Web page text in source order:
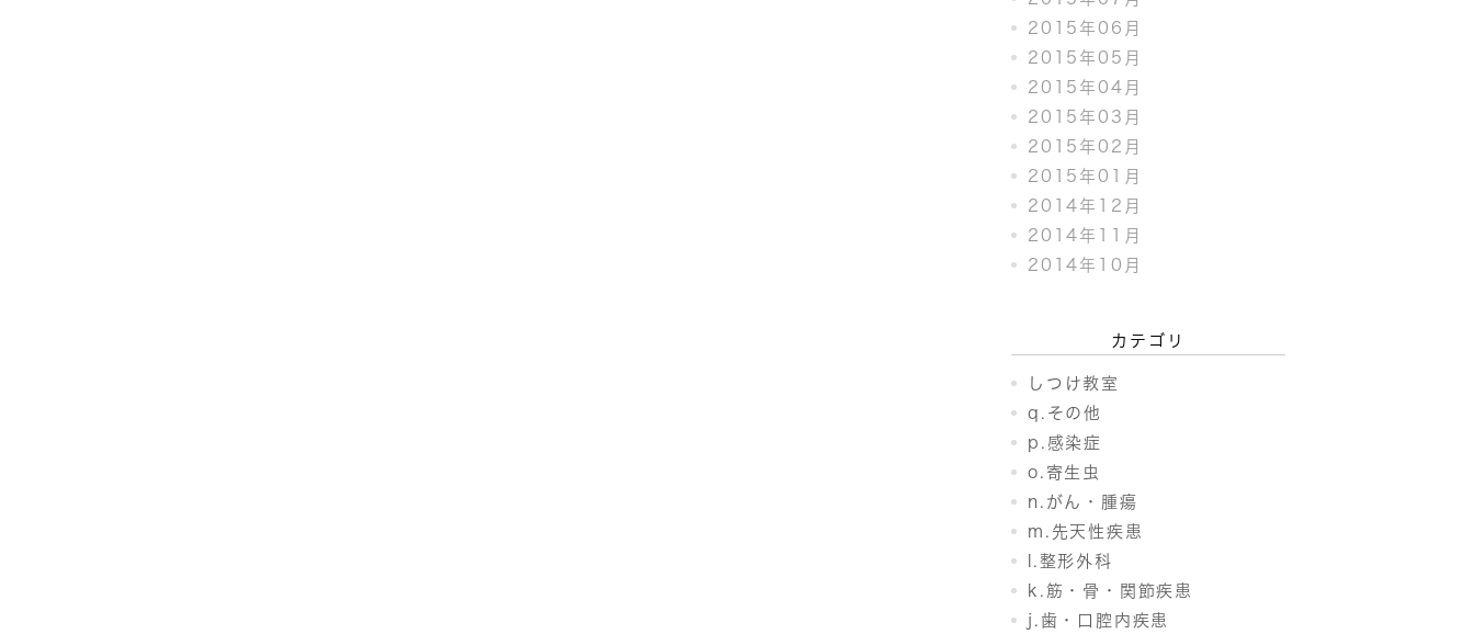
2015年06月
2015年05月
2015年04月
2015年03月
2015年02月
2015年01月
2014年12月
2014年11月
2014年10月
カテゴリ
しつけ教室
q.その他
p.感染症
o.寄生虫
n.がん・腫瘍
m.先天性疾患
l.整形外科
k.筋・骨・関節疾患
j.歯・口腔内疾患